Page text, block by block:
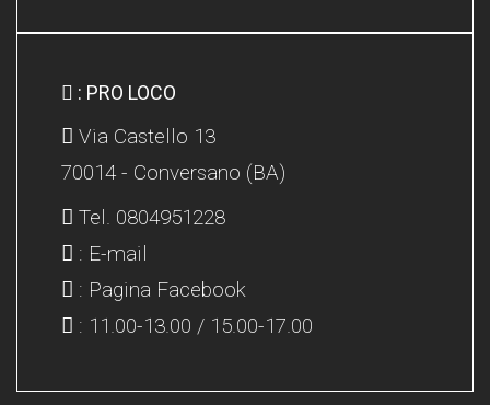
: PRO LOCO
Via Castello 13
70014 - Conversano (BA)
Tel. 0804951228
: E-mail
: Pagina Facebook
: 11.00-13.00 / 15.00-17.00